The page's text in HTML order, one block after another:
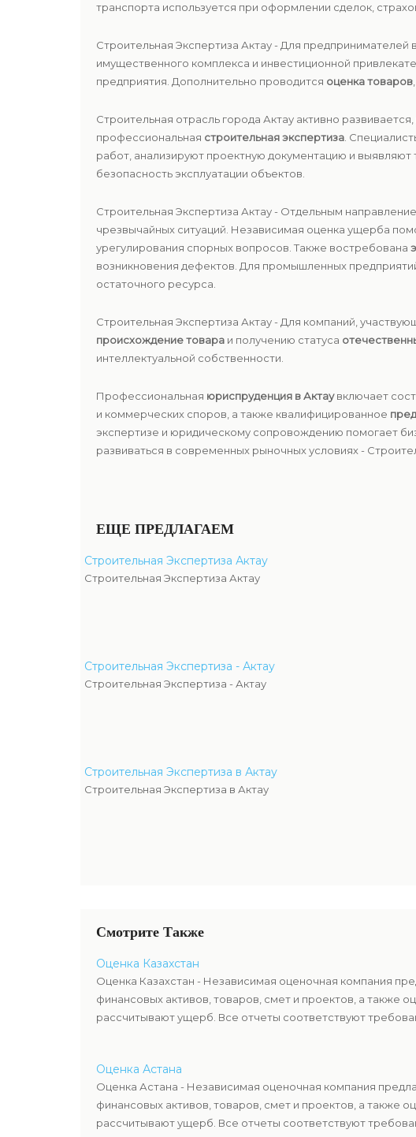
транспорта используется при оформлении сделок,
Строительная Экспертиза Актау - Для
имущественного комплекса и инвестиционной
предприятия. Дополнительно проводится оценка товаров
Строительная отрасль города Актау активно
профессиональная строительная экспертиза .
работ, анализируют проектную документацию и
безопасность эксплуатации объектов.
Строительная Экспертиза Актау - Отдельным
чрезвычайных ситуаций. Независимая оценка ущерба
урегулирования спорных вопросов. Также востребована
возникновения дефектов. Для промышленных
остаточного ресурса.
Строительная Экспертиза Актау - Для компаний,
происхождение товара и получению статуса
интеллектуальной собственности.
Профессиональная юриспруденция в Актаувключает
и коммерческих споров, а также квалифицированное
экспертизе и юридическому сопровождению помогает
развиваться в современных рыночных условиях -
ЕЩЕ ПРЕДЛАГАЕМ
Строительная Экспертиза Актау
Строительная Экспертиза Актау
Строительная Экспертиза - Актау
Строительная Экспертиза - Актау
Строительная Экспертиза в Актау
Строительная Экспертиза в Актау
Смотрите Также
Оценка Казахстан
Оценка Казахстан - Независимая оценочная компания
финансовых активов, товаров, смет и проектов, а также
рассчитывают ущерб. Все отчеты соответствуют
Оценка Астана
Оценка Астана - Независимая оценочная компания
финансовых активов, товаров, смет и проектов, а также
рассчитывают ущерб. Все отчеты соответствуют